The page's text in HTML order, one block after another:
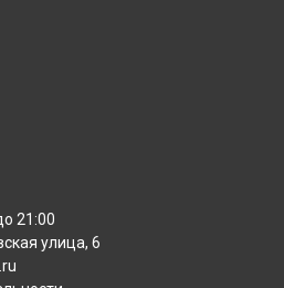
21:00
улица, 6